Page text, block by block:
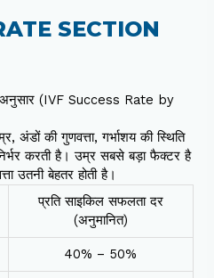
SECTION
(IVF Success Rate by
अंडों की गुणवत्ता, गर्भाशय की स्थिति
करती है। उम्र सबसे बड़ा फैक्टर है
उतनी बेहतर होती है।
प्रति साइकिल सफलता दर
(अनुमानित)
40% – 50%